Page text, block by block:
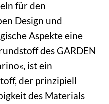
für den
Design und
Aspekte eine
des GARDEN
ist ein
der prinzipiell
des Materials